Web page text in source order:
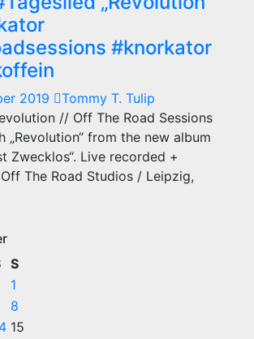
#knorkator
2019
Tommy T. Tulip
// Off The Road Sessions
„Revolution“ from the new album
Zwecklos“. Live recorded +
The Road Studios / Leipzig,
S
1
8
15